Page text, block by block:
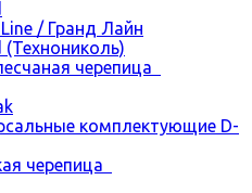
/ Гранд Лайн
(Технониколь)
черепица
комплектующие D-
черепица